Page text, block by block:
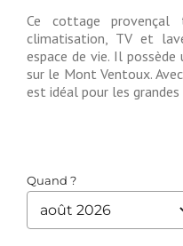
Ce cottage
climatisation, TV et
espace de vie. Il
sur le Mont Ventoux.
est idéal pour les